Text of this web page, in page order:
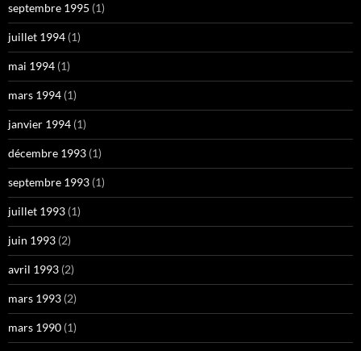
septembre 1995 (1)
juillet 1994 (1)
mai 1994 (1)
mars 1994 (1)
janvier 1994 (1)
décembre 1993 (1)
septembre 1993 (1)
juillet 1993 (1)
juin 1993 (2)
avril 1993 (2)
mars 1993 (2)
mars 1990 (1)